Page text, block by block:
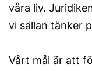
våra liv.
vi sällan tänker
Vårt mål är att